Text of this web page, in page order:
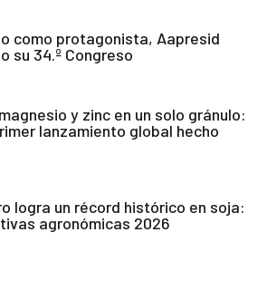
como protagonista, Aapresid
su 34.º Congreso
y zinc en un solo gránulo:
lanzamiento global hecho
logra un récord histórico en soja:
agronómicas 2026